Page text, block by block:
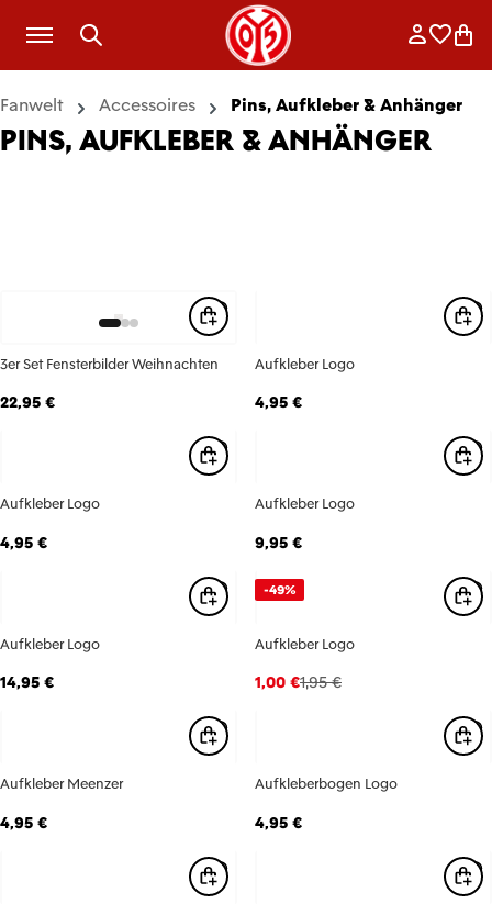
Zum Hauptinhalt springen
Fanwelt Accessoires Pins, Aufkleber & Anhänger
PINS, AUFKLEBER & ANHÄNGER
3er Set Fensterbilder Weihnachten
22,95 €
Aufkleber Logo
4,95 €
Aufkleber Logo
4,95 €
Aufkleber Logo
9,95 €
Aufkleber Logo
14,95 €
-49%
Aufkleber Logo
1,00 €1,95 €
Aufkleber Meenzer
4,95 €
Aufkleberbogen Logo
4,95 €